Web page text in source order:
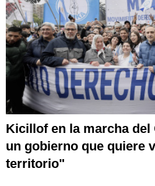
Kicillof en la marcha
un gobierno que quiere
territorio"